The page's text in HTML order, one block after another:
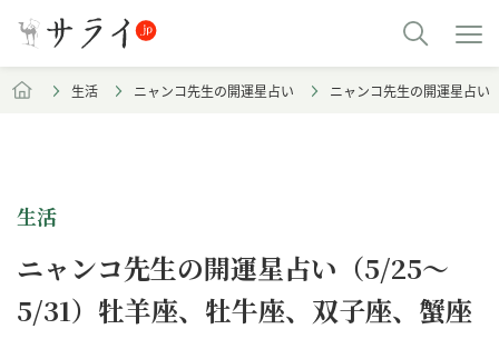
生活 ニャンコ先生の開運星占い ニャンコ先生の開運星占
生活
ニャンコ先生の開運星占い（5/25～
5/31）牡羊座、牡牛座、双子座、蟹座